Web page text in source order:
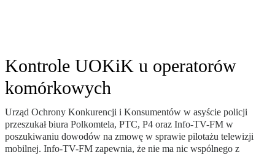
Kontrole UOKiK u operatorów
komórkowych
Urząd Ochrony Konkurencji i Konsumentów w asyście policji
przeszukał biura Polkomtela, PTC, P4 oraz Info-TV-FM w
poszukiwaniu dowodów na zmowę w sprawie pilotażu telewizji
mobilnej. Info-TV-FM zapewnia, że nie ma nic wspólnego z